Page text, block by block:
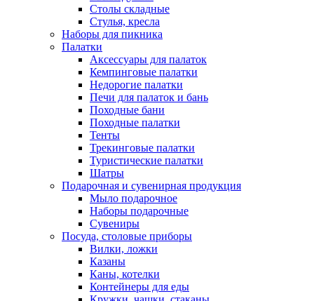
Столы складные
Стулья, кресла
Наборы для пикника
Палатки
Аксессуары для палаток
Кемпинговые палатки
Недорогие палатки
Печи для палаток и бань
Походные бани
Походные палатки
Тенты
Трекинговые палатки
Туристические палатки
Шатры
Подарочная и сувенирная продукция
Мыло подарочное
Наборы подарочные
Сувениры
Посуда, столовые приборы
Вилки, ложки
Казаны
Каны, котелки
Контейнеры для еды